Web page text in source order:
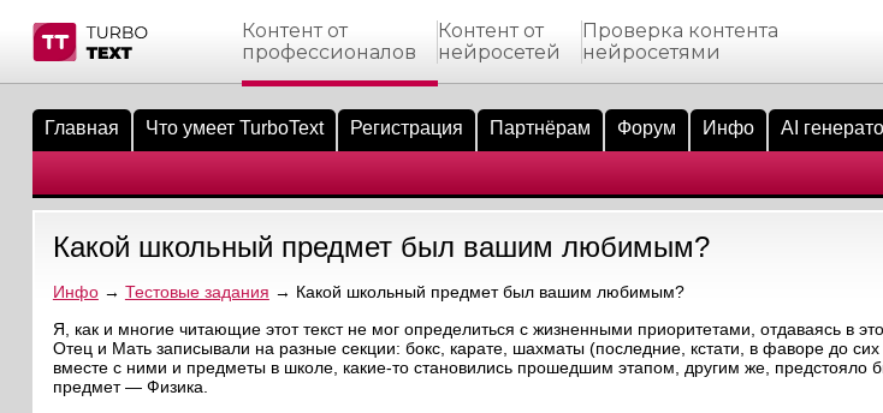
материалы
биржи
пользователи
на сайте
пользователей
сообщения
по форуму
Контент от
профессионалов
Контент от
нейросетей
Проверка контента
нейросетями
Главная Что умеет TurboText Регистрация Партнёрам Форум Инфо AI
Какой школьный предмет был вашим любимым?
Инфо→ Тестовые задания → Какой школьный предмет был вашим любимым?
Я, как и многие читающие этот текст не мог определиться с жизненными приоритетами, отдаваясь в
Отец и Мать записывали на разные секции: бокс, карате, шахматы (последние, кстати, в фаворе до
вместе с ними и предметы в школе, какие-то становились прошедшим этапом, другим же,
предмет — Физика.